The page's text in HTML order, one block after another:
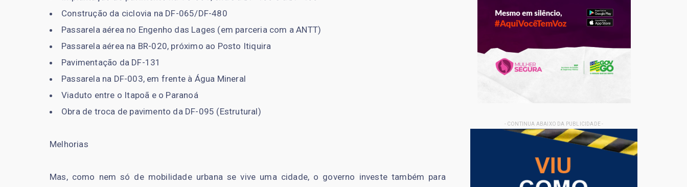
Construção da ciclovia na DF-065/DF-480
Passarela aérea no Engenho das Lages (em parceria com a ANTT)
Passarela aérea na BR-020, próximo ao Posto Itiquira
Pavimentação da DF-131
Passarela na DF-003, em frente à Água Mineral
Viaduto entre o Itapoã e o Paranoá
Obra de troca de pavimento da DF-095 (Estrutural)
Melhorias
Mas, como nem só de mobilidade urbana se vive uma cidade, o governo investe também para
- CONTINUA ABAIXO DA PUBLICIDADE -